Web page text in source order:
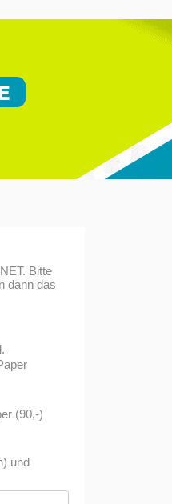
Bitte
dann das
(90,-)
und